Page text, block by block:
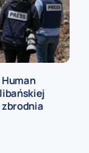
zbrodnia